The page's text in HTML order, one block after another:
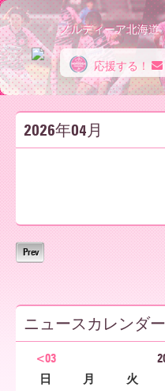
ノ
デ
ー
ノルディーア北海道
応援する！
2026年04月
Prev
ニュースカレンダー
<03
日
月 火